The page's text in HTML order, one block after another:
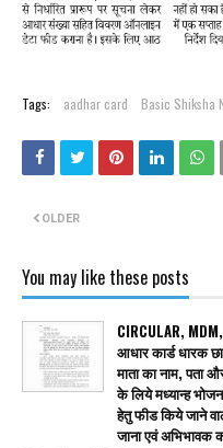
Tags: aadhar card Basic Shiksha
OLDER
You may like these posts
CIRCULAR, MDM,
आधार कार्ड धारक
माता का नाम, पता
के लिये मध्यान्ह
हेतु फीड किये जाने
जाना एवं अभिभावक